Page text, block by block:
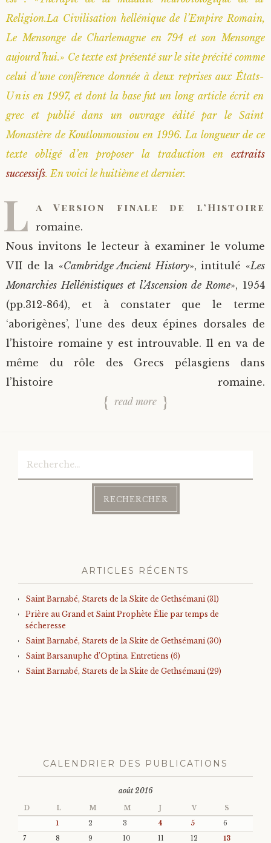
Saint Sophrony l’Athonite
Sainte Xenia
Sainte Matrone de Moscou
Staritsa Marie Makovkine
Natalia de Vyritsa
Staritsa Anastasia
Archimandrite Lazare (Abachidzé)
Geronda Arsenios le Spiléote
Gerondissa Makrina (Vassopoulou)
Archimandrite Nathanaël (Pospelov)
Père Héliodore
Religion.La Civilisation hellénique de l’Empire Romain,
Le Mensonge de Charlemagne en 794 et son Mensonge
aujourd’hui.» Ce texte est présenté sur le site précité comme
celui d’une conférence donnée à deux reprises aux États-
Unis en 1997, et dont la base fut un long article écrit en
grec et publié dans un ouvrage édité par le Saint
Monastère de Koutloumousiou en 1996. La longueur de ce
texte obligé d’en proposer la traduction en extraits
successifs. En voici le huitième et dernier.
L a Version finale de l’Histoire
romaine.
Nous invitons le lecteur à examiner le volume
VII de la «Cambridge Ancient History», intitulé «Les
Monarchies Hellénistiques et l’Ascension de Rome», 1954
(pp.312-864), et à constater que le terme
‘aborigènes’, l’une des deux épines dorsales de
l’histoire romaine y est introuvable. Il en va de
même du rôle des Grecs pélasgiens dans
l’histoire romaine.
read more
ARTICLES RÉCENTS
Saint Barnabé, Starets de la Skite de Gethsémani (31)
Prière au Grand et Saint Prophète Élie par temps de
sécheresse
Saint Barnabé, Starets de la Skite de Gethsémani (30)
Saint Barsanuphe d’Optina. Entretiens (6)
Saint Barnabé, Starets de la Skite de Gethsémani (29)
CALENDRIER DES PUBLICATIONS
août 2016
D L M M J V S
1 2 3 4 5
6
7
8 9 10 11 12
13